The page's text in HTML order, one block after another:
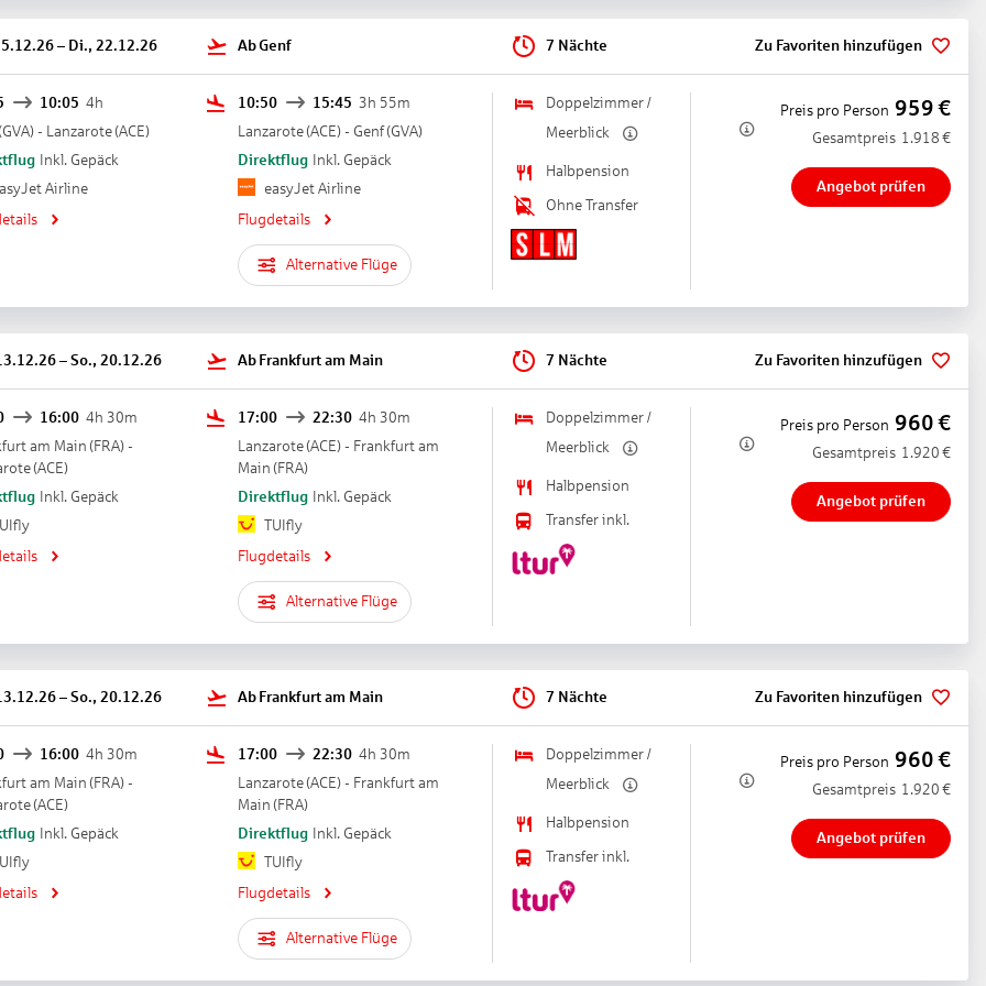
BAR STAR PRESTIGE“: gegen Gebühr, bei All Inclusive inklusive
Wassersport Gegen Gebühr (teils Fremdleistungen)
Fitness Ohne Gebühr
grotte
Sauna, Hamam
& Unterhaltung
Musik: mehrmals pro Woche
ab 4 Jahre
ab 0 Jahre, ohne Gebühr
– Di., 22.12.26 AbGenf 7 Nächte Zu Favoriten hinzufügen
10:05 4h
GVA) - Lanzarote(ACE)
Inkl. Gepäck
Airline
10:50 15:45 3h 55m
Lanzarote(ACE) - Genf(GVA)
Direktflug Inkl. Gepäck
easyJet Airline
Flugdetails
Alternative Flüge
Doppelzimmer /
Meerblick
Halbpension
Ohne Transfer
Preis pro Person 959€
Gesamtpreis 1.918 €
Angebot prüfen
– So., 20.12.26 Ab Frankfurt am Main 7 Nächte Zu Favoriten hinzufügen
16:00 4h 30m
am Main(FRA) -
(ACE)
Inkl. Gepäck
17:00 22:30 4h 30m
Lanzarote(ACE) - Frankfurt am
Main (FRA)
Direktflug Inkl. Gepäck
TUIfly
Flugdetails
Alternative Flüge
Doppelzimmer /
Meerblick
Halbpension
Transfer inkl.
Preis pro Person 960€
Gesamtpreis 1.920 €
Angebot prüfen
– So., 20.12.26 Ab Frankfurt am Main 7 Nächte Zu Favoriten hinzufügen
16:00 4h 30m
am Main(FRA) -
(ACE)
Inkl. Gepäck
17:00 22:30 4h 30m
Lanzarote(ACE) - Frankfurt am
Main (FRA)
Direktflug Inkl. Gepäck
TUIfly
Flugdetails
Alternative Flüge
Doppelzimmer /
Meerblick
Halbpension
Transfer inkl.
Preis pro Person 960€
Gesamtpreis 1.920 €
Angebot prüfen